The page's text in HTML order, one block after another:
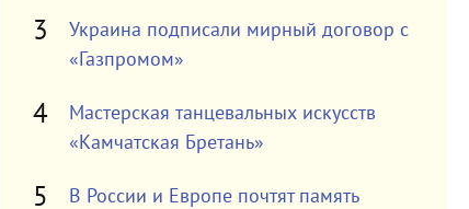
Украина подписали мирный договор с
«Газпромом»
Мастерская танцевальных искусств
«Камчатская Бретань»
В России и Европе почтят память